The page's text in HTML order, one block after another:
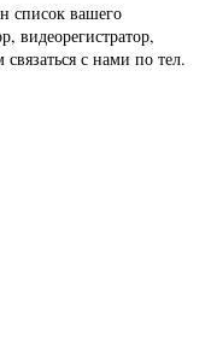
список вашего
видеорегистратор,
с нами по тел.